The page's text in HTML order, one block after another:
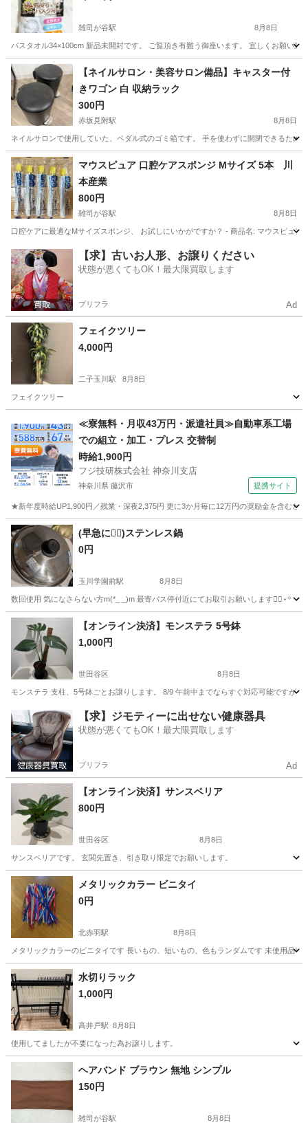
雑司が谷駅 8月8日
バスタオル34×100cm 新品未開封です。 ご覧頂き有難う御座います。 宜しくお願い致
東京 豊島区 雑司が谷駅 家庭用品
【ネイルサロン・美容サロン備品】キャスター付
きワゴン 白 収納ラック
300円
赤坂見附駅 8月8日
ネイルサロンで使用していた、ペダル式のゴミ箱です。 手を使わずに開閉できるた
東京 港区 赤坂見附駅 掃除用具 ネイルサロン
マウスピュア 口腔ケアスポンジ Mサイズ 5本 川
本産業
800円
雑司が谷駅 8月8日
口腔ケアに最適なMサイズスポンジ、 お試しにいかがですか？ - 商品名: マウスピュ
東京 豊島区 雑司が谷駅 家庭用品
【求】古いお人形、お譲りください
状態が悪くてもOK！最大限買取します
プリフラ Ad
フェイクツリー
4,000円
二子玉川駅 8月8日
フェイクツリー
二子玉川駅 家庭用品
≪寮無料・月収43万円・派遣社員≫自動車系工場
での組立・加工・プレス 交替制
時給1,900円
フジ技研株式会社 神奈川支店
神奈川県 藤沢市 提携サイト
★新年度時給UP1,900円／残業・深夜2,375円 更に3か月毎に12万円の奨励金を含む
神奈川 藤沢市 その他
(早急に🙇‍♀️)ステンレス鍋
0円
玉川学園前駅 8月8日
数回使用 気になさらない方m(*_ _)m 最寄バス停付近にてお取引お願いします🙂‍↕️⋆꙳
東京 町田市 玉川学園前駅 調理器具 ステンレス
【オンライン決済】モンステラ 5号鉢
1,000円
世田谷区 8月8日
モンステラ 支柱、5号鉢ごとお譲りします。 8/9 午前中までならすぐ対応可能ですが
東京 世田谷区 家庭用品
【求】ジモティーに出せない健康器具
状態が悪くてもOK！最大限買取します
プリフラ Ad
【オンライン決済】サンスベリア
800円
世田谷区 8月8日
サンスベリアです。 玄関先置き、引き取り限定でお願いします。
東京 世田谷区 家庭用品
メタリックカラー ビニタイ
0円
北赤羽駅 8月8日
メタリックカラーのビニタイです 長いもの、短いもの、色もランダムです 未使用品で
東京 北区 北赤羽駅 ラッピング用品
水切りラック
1,000円
高井戸駅 8月8日
使用してましたが不要になった為お譲りします。
東京 杉並区 高井戸駅 生活雑貨 水切り
ヘアバンド ブラウン 無地 シンプル
150円
雑司が谷駅 8月8日